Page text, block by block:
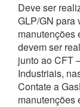
Deve ser
GLP/GN para
manutenções
devem ser
junto ao CFT
Industriais,
Contate a
manutenções